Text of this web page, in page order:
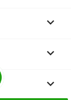


keyboard_arrow_down